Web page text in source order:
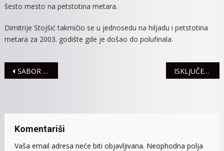
šesto mesto na petstotina metara.
Dimitrije Stojšić takmičio se u jednosedu na hiljadu i petstotina
metara za 2003. godište gde je došao do polufinala.
Navigacija
SABOR U ČAST ZMAJA OD NOĆAJA ISKLjUČENjA STRUJE ZA 19. SEPTEMBAR
Komentariši
Vaša email adresa neće biti objavljivana. Neophodna polja